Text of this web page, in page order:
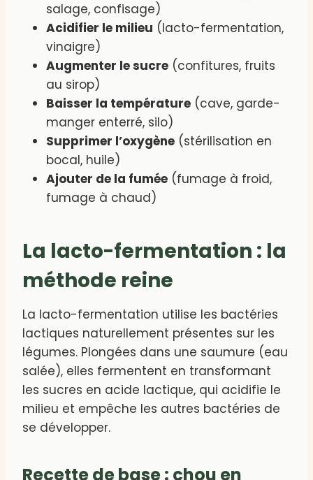
salage, confisage)
Acidifier le milieu (lacto-fermentation,
vinaigre)
Augmenter le sucre (confitures, fruits
au sirop)
Baisser la température (cave, garde-
manger enterré, silo)
Supprimer l’oxygène (stérilisation en
bocal, huile)
Ajouter de la fumée (fumage à froid,
fumage à chaud)
La lacto-fermentation : la
méthode reine
La lacto-fermentation utilise les bactéries
lactiques naturellement présentes sur les
légumes. Plongées dans une saumure (eau
salée), elles fermentent en transformant
les sucres en acide lactique, qui acidifie le
milieu et empêche les autres bactéries de
se développer.
Recette de base : chou en